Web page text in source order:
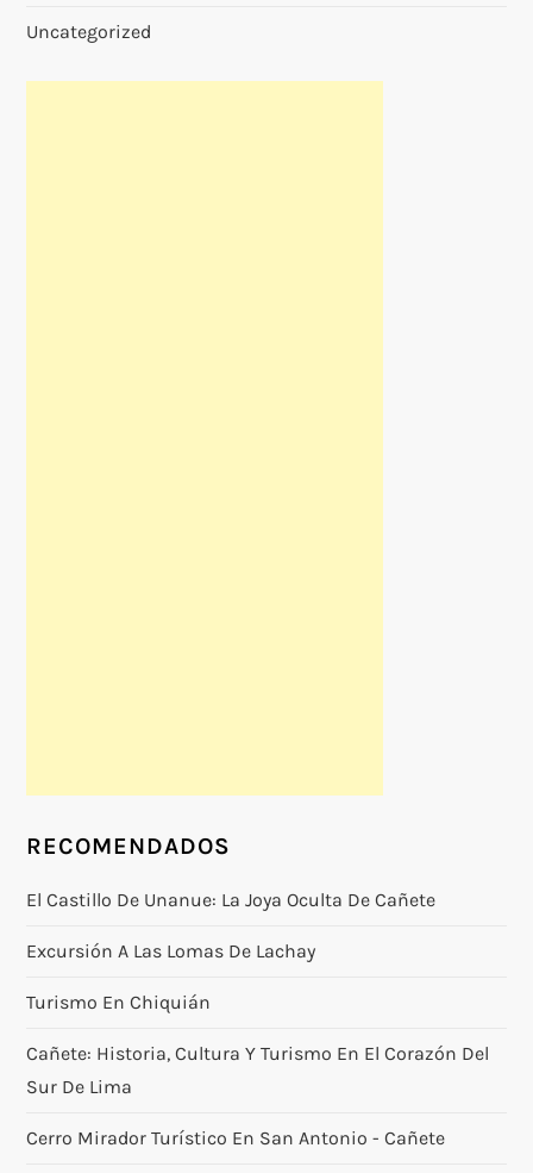
Uncategorized
RECOMENDADOS
El Castillo De Unanue: La Joya Oculta De Cañete
Excursión A Las Lomas De Lachay
Turismo En Chiquián
Cañete: Historia, Cultura Y Turismo En El Corazón Del
Sur De Lima
Cerro Mirador Turístico En San Antonio - Cañete